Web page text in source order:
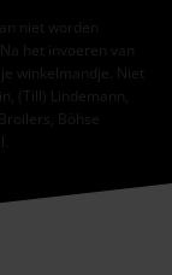
niet worden
het invoeren van
winkelmandje. Niet
(Till) Lindemann,
Böhse